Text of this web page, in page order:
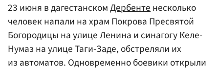
23 июня в дагестанскомДербентенесколько
человек напали на храм Покрова Пресвятой
Богородицы на улице Ленина и синагогу Келе-
Нумаз на улице Таги-Заде, обстреляли их
из автоматов. Одновременно боевики открыли